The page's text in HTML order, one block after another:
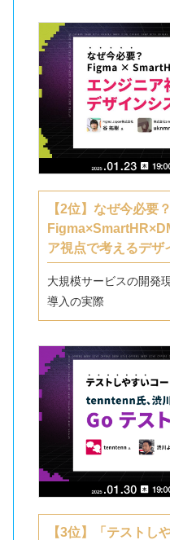
【2位】なぜ今必要？
ア視点で考えるデザ
大規模サービスの開発
導入の実際
【3位】「テストし